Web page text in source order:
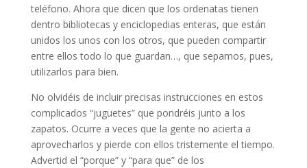
teléfono. Ahora que dicen que los ordenatas tienen
dentro bibliotecas y enciclopedias enteras, que están
unidos los unos con los otros, que pueden compartir
entre ellos todo lo que guardan…, que sepamos, pues,
utilizarlos para bien.
No olvidéis de incluir precisas instrucciones en estos
complicados “juguetes” que pondréis junto a los
zapatos. Ocurre a veces que la gente no acierta a
aprovecharlos y pierde con ellos tristemente el tiempo.
Advertid el “porque” y “para que” de los